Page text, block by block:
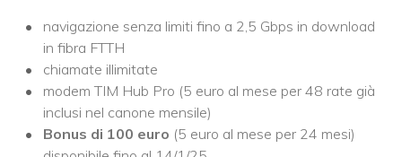
navigazione senza limiti fino a 2,5 Gbps in download
in fibra FTTH
chiamate illimitate
modem TIM Hub Pro (5 euro al mese per 48 rate già
inclusi nel canone mensile)
Bonus di 100 euro (5 euro al mese per 24 mesi)